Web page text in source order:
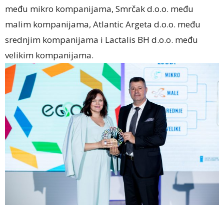
među mikro kompanijama, Smrčak d.o.o. među
malim kompanijama, Atlantic Argeta d.o.o. među
srednjim kompanijama i Lactalis BH d.o.o. među
velikim kompanijama.